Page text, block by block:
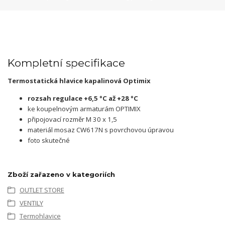
Kompletní specifikace
Termostatická hlavice kapalinová Optimix
rozsah regulace +6,5 °C až +28 °C
ke koupelnovým armaturám OPTIMIX
připojovací rozměr M 30 x 1,5
materiál mosaz CW617N s povrchovou úpravou
foto skutečné
Zboží zařazeno v kategoriích
OUTLET STORE
VENTILY
Termohlavice